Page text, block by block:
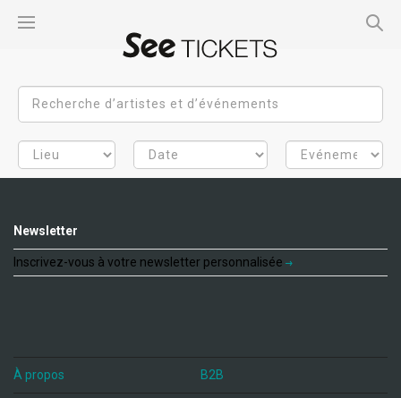
Newsletter
Inscrivez-vous à votre newsletter personnalisée
À propos B2B